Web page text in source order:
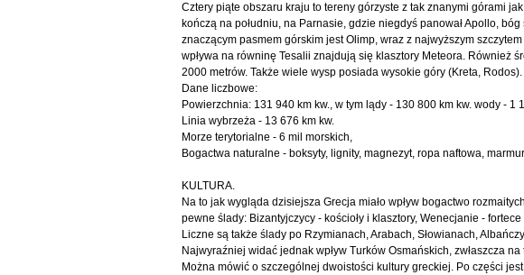
Cztery piąte obszaru kraju to tereny górzyste z tak znanymi górami
kończą na południu, na Parnasie, gdzie niegdyś panował Apollo,
znaczącym pasmem górskim jest Olimp, wraz z najwyższym
wpływa na równinę Tesalii znajdują się klasztory Meteora. Również
2000 metrów. Także wiele wysp posiada wysokie góry (Kreta, Rodos).
Dane liczbowe:
Powierzchnia: 131 940 km kw., w tym lądy - 130 800 km kw. wody - 1
Linia wybrzeża - 13 676 km kw.
Morze terytorialne - 6 mil morskich,
Bogactwa naturalne - boksyty, lignity, magnezyt, ropa naftowa,
KULTURA.
Na to jak wygląda dzisiejsza Grecja miało wpływ bogactwo
pewne ślady: Bizantyjczycy - kościoły i klasztory, Wenecjanie -
Liczne są także ślady po Rzymianach, Arabach, Słowianach,
Najwyraźniej widać jednak wpływ Turków Osmańskich, zwłaszcza
Można mówić o szczególnej dwoistości kultury greckiej. Po części